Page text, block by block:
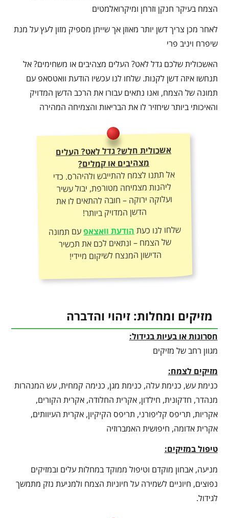
הצמח בעיקר חנקן וזרחן ומיקרואלמטים
לאחר מכן צריך דשן יותר מאוזן אך שייתן מספיק מזון לעץ על מנת
שיפרח ויניב פרי
האשכולית שלכם גדל לאט? העלים מצהיבים או משחימים? אל
תנחשו איזה דשן לקנות. שלחו לנו עכשיו הודעת וואטסאפ עם
תמונה של הצמח, ואנו נתאים עבורו את הרכב הדשן המדויק
והאיכותי ביותר שיחזיר לו את הבריאות והצמיחה המהירה
אשכולית חלש? גדל לאט? העלים
מצהיבים או קמלים?
אל תתנו לצמח להתייבש ולהיהרס. כדי
ליהנות מצמיחה מטורפת, יבול עשיר
ועלוקה ירוקה – חובה להתאים לו את
הדשן המדויק ביותר!
שלחו לנו כעתהודעת וואצאפעם תמונה
של הצמח – ונתאים לכם את תכשיר
הדישון המנצח לשיקום מיידי!
מזיקים ומחלות: זיהוי והדברה
חסרונות או בעיות בגידול:
מגוון רחב של מזיקים
מזיקים לצמח:
כנימת עש, כנימת עלה, כנימת מגן, כנימה קמחית, עש המנהרות
מנהדר, חדקונית, חילדון, אקרית החלודה, אקרית הקורים,
אקריות, תריפס קליפורני, תריפס הקיקיון, אקרית העיוותים,
אקרית אדומה, חיפושית האמברוזיה
טיפול במזיקים:
מניעה, אבחון מוקדם וטיפול ממוקד במחלות עלים ובמזיקים
נפוצים, חיוניים לשמירה על חיוניות הצמח ולמניעת נזק מתמשך
לגידול.